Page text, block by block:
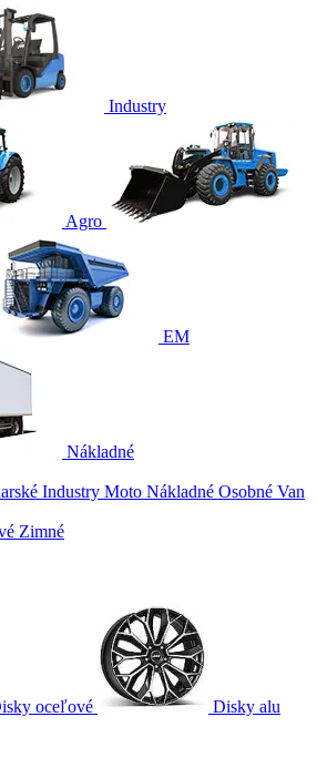
Industry
Agro
EM
Nákladné
Industry Moto Nákladné Osobné Van
Zimné
oceľové Disky alu